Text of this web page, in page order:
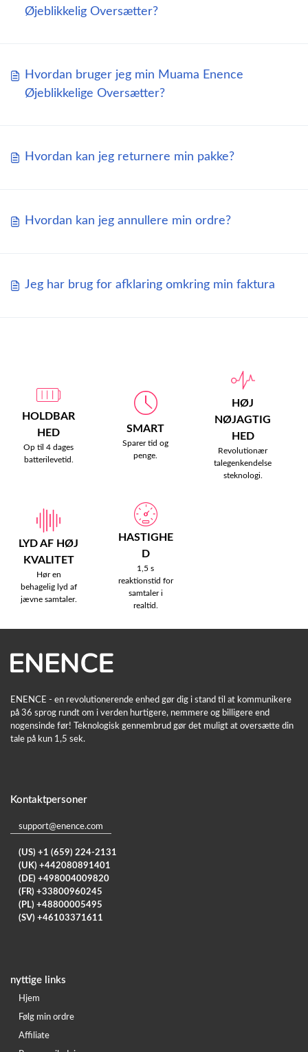
Øjeblikkelig Oversætter?
Hvordan bruger jeg min Muama Enence
Øjeblikkelige Oversætter?
Hvordan kan jeg returnere min pakke?
Hvordan kan jeg annullere min ordre?
Jeg har brug for afklaring omkring min faktura
HOLDBAR
HED
Op til 4 dages
batterilevetid.
SMART
Sparer tid og
penge.
HØJ
NØJAGTIG
HED
Revolutionær
talegenkendelse
steknologi.
LYD AF HØJ
KVALITET
Hør en
behagelig lyd af
jævne samtaler.
HASTIGHE
D
1,5 s
reaktionstid for
samtaler i
realtid.
ENENCE - en revolutionerende enhed gør dig i stand til at kommunikere
på 36 sprog rundt om i verden hurtigere, nemmere og billigere end
nogensinde før! Teknologisk gennembrud gør det muligt at oversætte din
tale på kun 1,5 sek.
Kontaktpersoner
support@enence.com
(US) +1 (659) 224-2131
(UK) +442080891401
(DE) +498004009820
(FR) +33800960245
(PL) +48800005495
(SV) +46103371611
nyttige links
Hjem
Følg min ordre
Affiliate